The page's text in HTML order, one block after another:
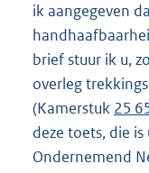
ik aangegeven
brief stuur ik u,
overleg
(Kamerstuk 25
deze toets, die
Ondernemend